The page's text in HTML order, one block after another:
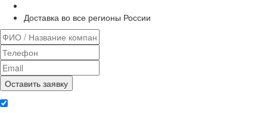
Доставка во все регионы России